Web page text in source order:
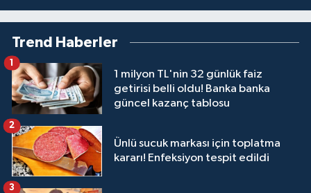
Trend Haberler
1 milyon TL'nin 32 günlük faiz
getirisi belli oldu! Banka banka
güncel kazanç tablosu
1
Ünlü sucuk markası için toplatma
kararı! Enfeksiyon tespit edildi
2
3